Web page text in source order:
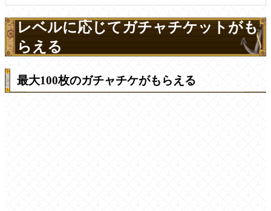
レベルに応じてガチャチケットがも
らえる
最大100枚のガチャチケがもらえる